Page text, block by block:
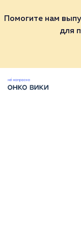
Помогите нам
для